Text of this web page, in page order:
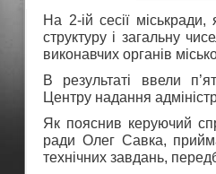
На 2-ій сесії
структуру і загальну
виконавчих органів
В результаті ввели
Центру надання
Як пояснив керуючий
ради Олег Савка,
технічних завдань,